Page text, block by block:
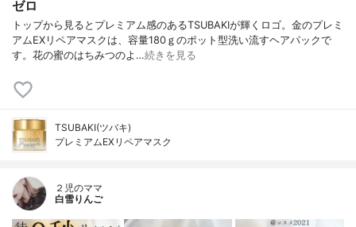
ゼロ
トップから見るとプレミアム感のあるTSUBAKIが輝くロゴ。金のプレミ
アムEXリペアマスクは、容量180ｇのポット型洗い流すヘアパックで
す。花の蜜のはちみつのよ…続きを見る
TSUBAKI(ツバキ)
プレミアムEXリペアマスク
２児のママ
白雪りんご